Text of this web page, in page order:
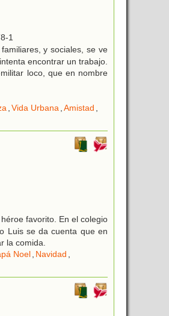
1
y sociales, se ve
encontrar un trabajo.
loco, que en nombre
,Vida Urbana,Amistad ,
favorito. En el colegio
Luis se da cuenta que en
la comida.
Noel, Navidad ,